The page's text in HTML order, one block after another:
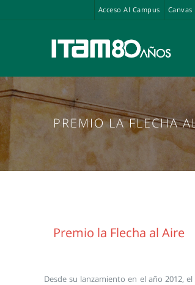
Acceso Al Campus Canvas
PREMIO LA FLECHA
Premio la Flecha al Aire
Desde su lanzamiento en el año 2012, el